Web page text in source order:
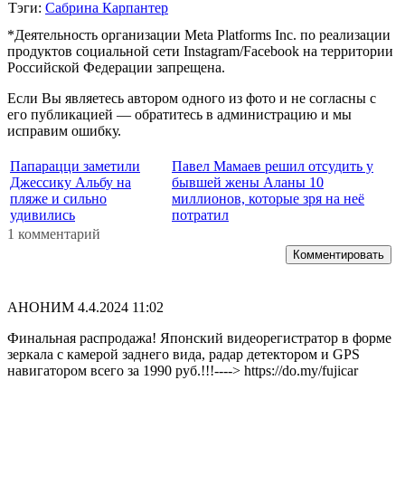
Тэги: Сабрина Карпантер
*Деятельность организации Meta Platforms Inc. по реализации
продуктов социальной сети Instagram/Facebook на территории
Российской Федерации запрещена.
Если Вы являетесь автором одного из фото и не согласны с
его публикацией — обратитесь в администрацию и мы
исправим ошибку.
Папарацци заметили
Джессику Альбу на
пляже и сильно
удивились
Павел Мамаев решил отсудить у
бывшей жены Аланы 10
миллионов, которые зря на неё
потратил
1 комментарий
Комментировать
АНОНИМ 4.4.2024 11:02
Финальная распродажа! Японский видеорегистратор в форме
зеркала с камерой заднего вида, радар детектором и GPS
навигатором всего за 1990 руб.!!!----> https://do.my/fujicar